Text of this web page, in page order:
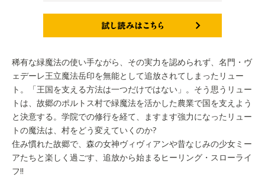
稀有な緑魔法の使い手ながら、その実力を認められず、名門・ヴ
ェデーレ王立魔法岳印を無能として追放されてしまったリュー
ト。「王国を支える方法は一つだけではない」。そう思うリュー
トは、故郷のポルトス村で緑魔法を活かした農業で国を支えよう
と決意する。学院での修行を経て、ますます強力になったリュー
トの魔法は、村をどう変えていくのか?
住み慣れた故郷で、森の女神ヴィヴィアンや昔なじみの少女ミー
アたちと楽しく過ごす、追放から始まるヒーリング・スローライ
フ!!